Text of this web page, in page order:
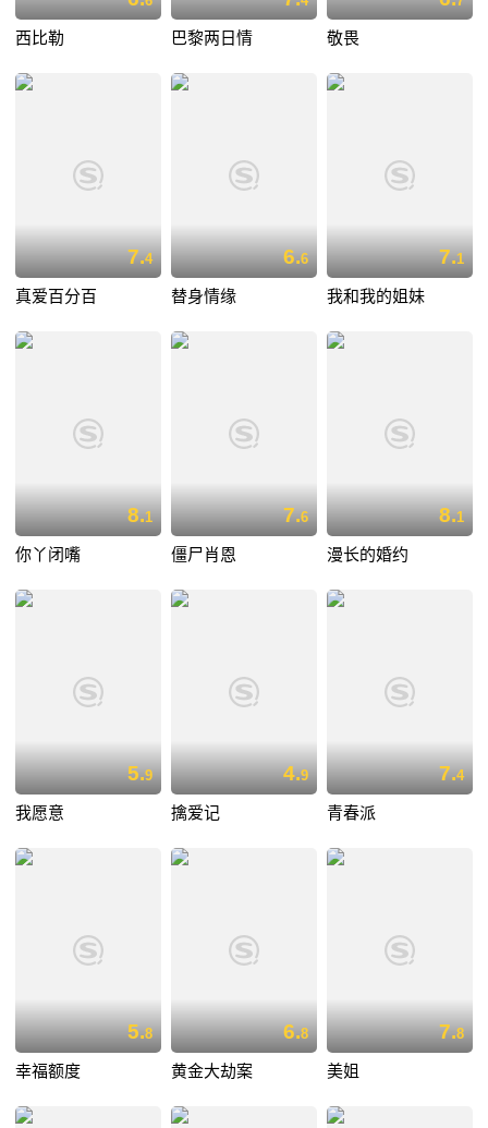
西比勒 巴黎两日情 敬畏
7.4
真爱百分百
6.6
替身情缘
7.1
我和我的姐妹
8.1
你丫闭嘴
7.6
僵尸肖恩
8.1
漫长的婚约
5.9
我愿意
4.9
擒爱记
7.4
青春派
5.8
幸福额度
6.8
黄金大劫案
7.8
美姐